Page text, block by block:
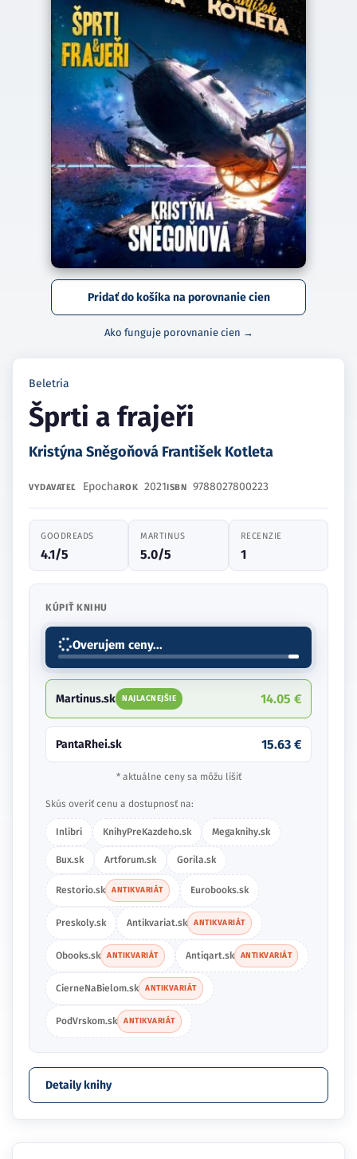
Pridať do košíka na porovnanie cien
Ako funguje porovnanie cien →
Beletria
Šprti a frajeři
Kristýna Sněgoňová František Kotleta
VYDAVATEĽ EpochaROK 2021ISBN 9788027800223
GOODREADS
4.1/5
MARTINUS
5.0/5
RECENZIE
1
KÚPIŤ KNIHU
Overujem ceny...
Martinus.sk NAJLACNEJŠIE 14.05 €
PantaRhei.sk 15.63 €
* aktuálne ceny sa môžu líšiť
Skús overiť cenu a dostupnosť na:
Inlibri KnihyPreKazdeho.sk Megaknihy.sk
Bux.sk Artforum.sk Gorila.sk
Restorio.sk ANTIKVARIÁT Eurobooks.sk
Preskoly.sk Antikvariat.sk ANTIKVARIÁT
Obooks.sk ANTIKVARIÁT Antiqart.sk ANTIKVARIÁT
CierneNaBielom.sk ANTIKVARIÁT
PodVrskom.sk ANTIKVARIÁT
Detaily knihy